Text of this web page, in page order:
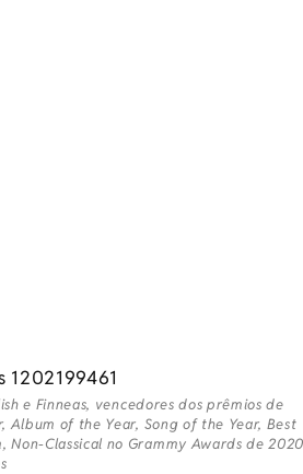
e Finneas, vencedores dos prêmios de
Album of the Year, Song of the Year, Best
Non-Classical no Grammy Awards de